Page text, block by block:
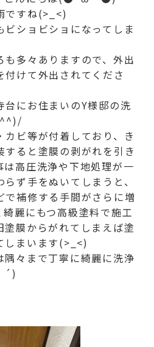
ですね(>_<)
ショビショになってしま
多々ありますので、外出
付けて外出されてくださ
台にお住まいのY様邸の洗
ビ等が付着しており、き
すると塗膜の剥がれを引き
高圧洗浄や下地処理が一
ず手をぬいてしまうと、
で補修する手間がさらに増
麗にもつ高級塗料で施工
塗膜からがれてしまえば塗
しまいます(>_<)
隅々まで丁寧に綺麗に洗浄
´)